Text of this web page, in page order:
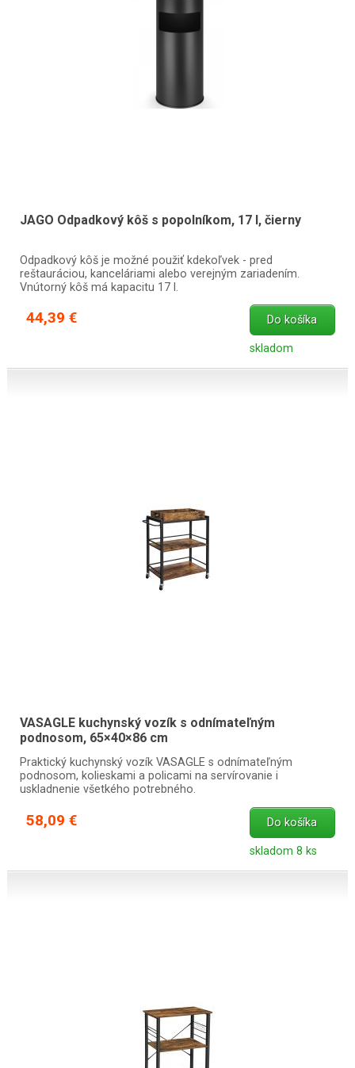
JAGO Odpadkový kôš s popolníkom, 17 l, čierny
Odpadkový kôš je možné použiť kdekoľvek - pred
reštauráciou, kanceláriami alebo verejným zariadením.
Vnútorný kôš má kapacitu 17 l.
44,39 € Do košíka
skladom
VASAGLE kuchynský vozík s odnímateľným
podnosom, 65×40×86 cm
Praktický kuchynský vozík VASAGLE s odnímateľným
podnosom, kolieskami a policami na servírovanie i
uskladnenie všetkého potrebného.
58,09 € Do košíka
skladom 8 ks